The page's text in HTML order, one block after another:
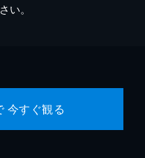
い。
今すぐ観る